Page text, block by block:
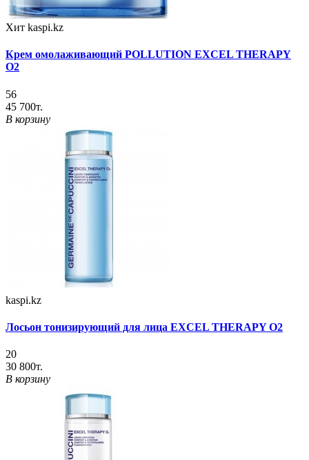
Хит kaspi.kz
Крем омолаживающий POLLUTION EXCEL THERAPY
O2
56
45 700т.
В корзину
kaspi.kz
Лосьон тонизирующий для лица EXCEL THERAPY O2
20
30 800т.
В корзину